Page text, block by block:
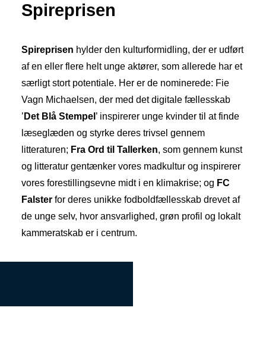
Spireprisen
Spireprisen hylder den kulturformidling, der er udført
af en eller flere helt unge aktører, som allerede har et
særligt stort potentiale. Her er de nominerede: Fie
Vagn Michaelsen, der med det digitale fællesskab
’ Det Blå Stempel ’ inspirerer unge kvinder til at finde
læseglæden og styrke deres trivsel gennem
litteraturen; Fra Ord til Tallerken, som gennem kunst
og litteratur gentænker vores madkultur og inspirerer
vores forestillingsevne midt i en klimakrise; og FC
Falster for deres unikke fodboldfællesskab drevet af
de unge selv, hvor ansvarlighed, grøn profil og lokalt
kammeratskab er i centrum.